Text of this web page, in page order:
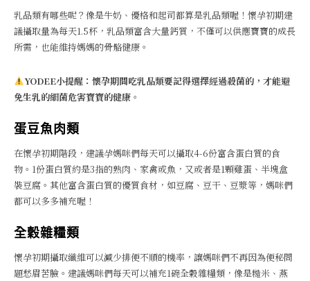
乳品類有哪些呢？像是牛奶、優格和起司都算是乳品類喔！懷孕初期建
議攝取量為每天1.5杯，乳品類富含大量鈣質，不僅可以供應寶寶的成長
所需，也能維持媽媽的骨骼健康。
YODEE小提醒：懷孕期間吃乳品類要記得選擇經過殺菌的，才能避
免生乳的細菌危害寶寶的健康。
蛋豆魚肉類
在懷孕初期階段，建議孕媽咪們每天可以攝取4-6份富含蛋白質的食
物。1份蛋白質約是3指的熟肉、家禽或魚，又或者是1顆雞蛋、半塊盒
裝豆腐。其他富含蛋白質的優質食材，如豆腐、豆干、豆漿等，媽咪們
都可以多多補充喔！
全穀雜糧類
懷孕初期攝取纖維可以減少排便不順的機率，讓媽咪們不再因為便秘問
題愁眉苦臉。建議媽咪們每天可以補充1碗全穀雜糧類，像是糙米、燕